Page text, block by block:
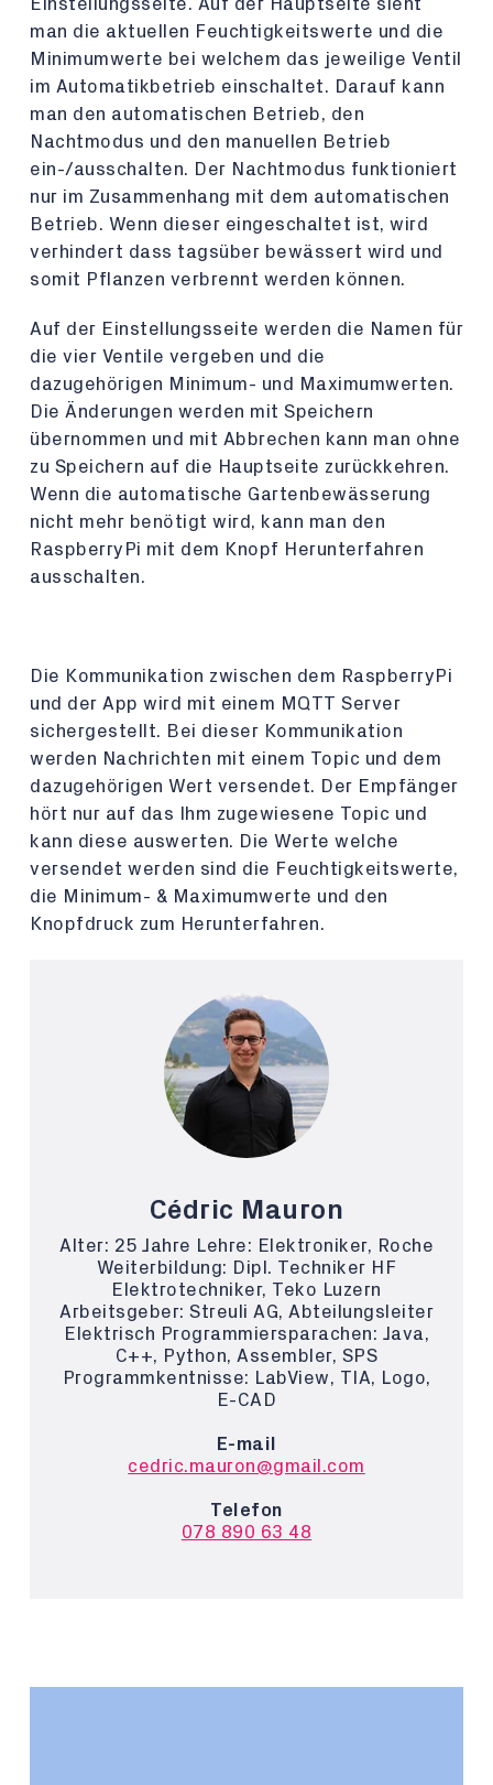
Einstellungsseite. Auf der Hauptseite sieht
man die aktuellen Feuchtigkeitswerte und die
Minimumwerte bei welchem das jeweilige Ventil
im Automatikbetrieb einschaltet. Darauf kann
man den automatischen Betrieb, den
Nachtmodus und den manuellen Betrieb
ein-/ausschalten. Der Nachtmodus funktioniert
nur im Zusammenhang mit dem automatischen
Betrieb. Wenn dieser eingeschaltet ist, wird
verhindert dass tagsüber bewässert wird und
somit Pflanzen verbrennt werden können.
Auf der Einstellungsseite werden die Namen für
die vier Ventile vergeben und die
dazugehörigen Minimum- und Maximumwerten.
Die Änderungen werden mit Speichern
übernommen und mit Abbrechen kann man ohne
zu Speichern auf die Hauptseite zurückkehren.
Wenn die automatische Gartenbewässerung
nicht mehr benötigt wird, kann man den
RaspberryPi mit dem Knopf Herunterfahren
ausschalten.
Die Kommunikation zwischen dem RaspberryPi
und der App wird mit einem MQTT Server
sichergestellt. Bei dieser Kommunikation
werden Nachrichten mit einem Topic und dem
dazugehörigen Wert versendet. Der Empfänger
hört nur auf das Ihm zugewiesene Topic und
kann diese auswerten. Die Werte welche
versendet werden sind die Feuchtigkeitswerte,
die Minimum- & Maximumwerte und den
Knopfdruck zum Herunterfahren.
Cédric Mauron
Alter: 25 Jahre Lehre: Elektroniker, Roche
Weiterbildung: Dipl. Techniker HF
Elektrotechniker, Teko Luzern
Arbeitsgeber: Streuli AG, Abteilungsleiter
Elektrisch Programmiersparachen: Java,
C++, Python, Assembler, SPS
Programmkentnisse: LabView, TIA, Logo,
E-CAD
E-mail
cedric.mauron@gmail.com
Telefon
078 890 63 48